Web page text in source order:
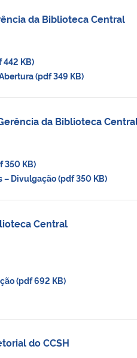
da Biblioteca Central
KB)
(pdf 349 KB)
da Biblioteca
350 KB)
Divulgação (pdf 350 KB)
Central
(pdf 692 KB)
do CCSH